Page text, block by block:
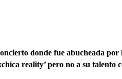
donde fue abucheada por
reality’ pero no a su talento